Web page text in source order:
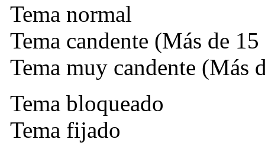
Tema normal
Tema candente (Más de 15
Tema muy candente (Más
Tema bloqueado
Tema fijado